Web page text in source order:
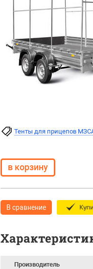
Тенты для прицепов
В сравнение
Производитель